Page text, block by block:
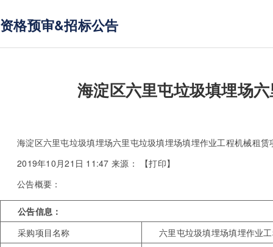
资格预审&招标公告
海淀区六里屯垃圾填埋场
海淀区六里屯垃圾填埋场六里屯垃圾填埋场填埋作业工程机械租赁
2019年10月21日 11:47 来源： 【打印】
公告概要：
公告信息：
采购项目名称
六里屯垃圾填埋场填埋作业